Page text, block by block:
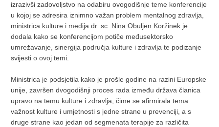
izrazivši zadovoljstvo na odabiru ovogodišnje teme konferencije
u kojoj se adresira iznimno važan problem mentalnog zdravlja,
ministrica kulture i medija dr. sc. Nina Obuljen Koržinek je
dodala kako se konferencijom potiče međusektorsko
umrežavanje, sinergija područja kulture i zdravlja te podizanje
svijesti o ovoj temi.
Ministrica je podsjetila kako je prošle godine na razini Europske
unije, završen dvogodišnji proces rada između država članica
upravo na temu kulture i zdravlja, čime se afirmirala tema
važnost kulture i umjetnosti s jedne strane u prevenciji, a s
druge strane kao jedan od segmenata terapije za različita